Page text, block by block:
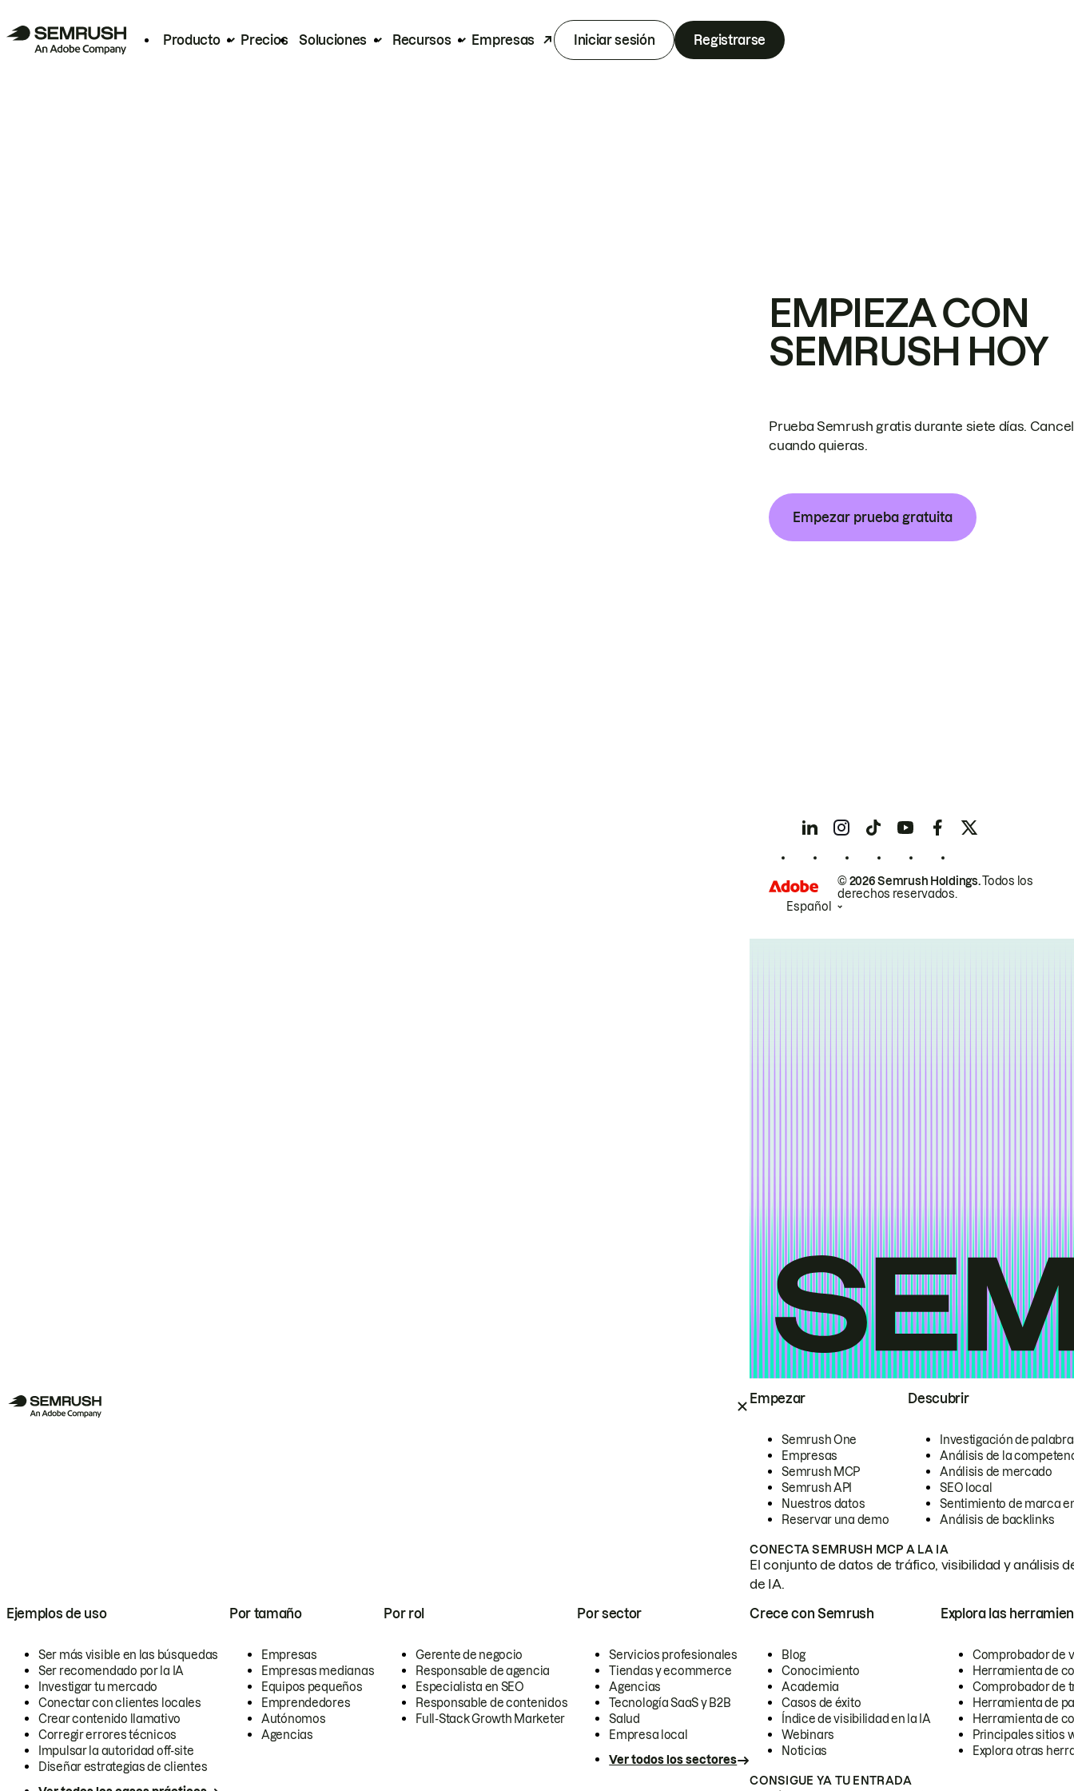
Producto Precios Soluciones Recursos Empresas Iniciar sesión Registrarse
Empezar
Semrush One
Empresas
Semrush MCP
Semrush API
Nuestros datos
Reservar una demo
Descubrir
Investigación de
Análisis de la
Análisis de mercado
SEO local
Sentimiento de marca
Análisis de backlinks
CONECTA SEMRUSH MCP A LA IA
El conjunto de datos de tráfico, visibilidad y análisis
de IA.
Ejemplos de uso
Ser más visible en las búsquedas
Ser recomendado por la IA
Investigar tu mercado
Conectar con clientes locales
Crear contenido llamativo
Corregir errores técnicos
Impulsar la autoridad off-site
Diseñar estrategias de clientes
Por tamaño
Empresas
Empresas medianas
Equipos pequeños
Emprendedores
Autónomos
Agencias
Por rol
Gerente de negocio
Responsable de agencia
Especialista en SEO
Responsable de contenidos
Full-Stack Growth Marketer
Por sector
Servicios profesionales
Tiendas y ecommerce
Agencias
Tecnología SaaS y B2B
Salud
Empresa local
Ver todos los sectores
Crece con Semrush
Blog
Conocimiento
Academia
Casos de éxito
Índice de visibilidad en la IA
Webinars
Noticias
Explora las
Comprobador de
Herramienta de
Comprobador de
Herramienta de
Herramienta de
Principales sitios
Explora otras
CONSIGUE YA TU ENTRADA
EMPIEZA CON
SEMRUSH HOY
Prueba Semrush gratis durante siete días.
cuando quieras.
Empezar prueba gratuita
© 2026 Semrush Holdings.Todos los
derechos reservados.
Español